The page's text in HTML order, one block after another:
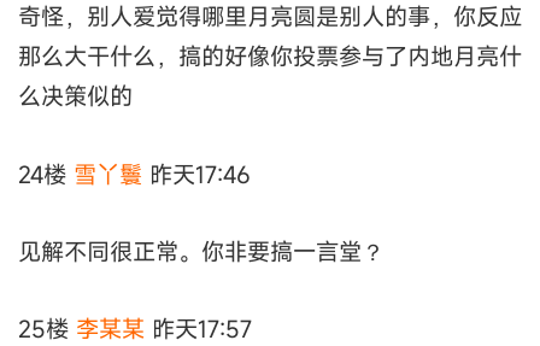
奇怪，别人爱觉得哪里月亮圆是别人的事，你反应
那么大干什么，搞的好像你投票参与了内地月亮什
么决策似的
24楼 雪丫鬟 昨天17:46
见解不同很正常。你非要搞一言堂？
25楼 李某某 昨天17:57